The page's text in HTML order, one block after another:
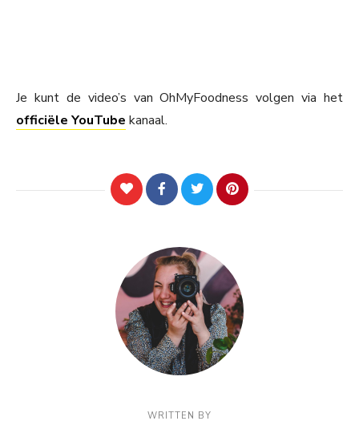
Je kunt de video’s van OhMyFoodness volgen via het
officiële YouTube kanaal.
WRITTEN BY